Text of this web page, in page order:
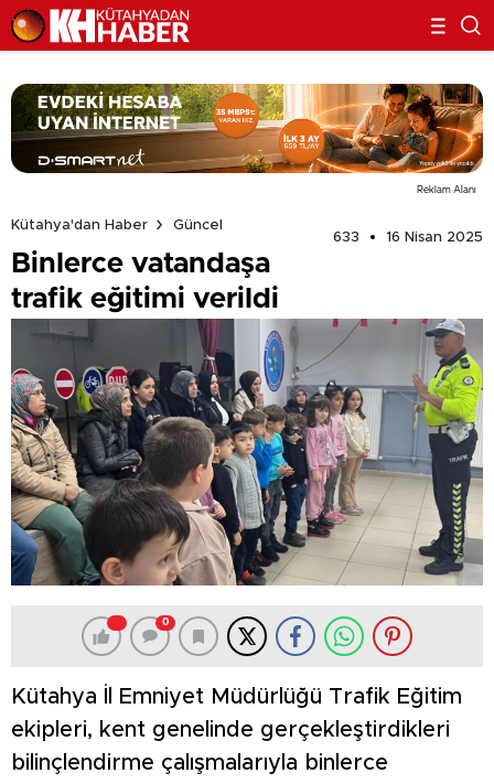
Reklam Alanı
Kütahya'dan Haber
Güncel
633
16 Nisan 2025
Binlerce vatandaşa
trafik eğitimi verildi
0
Kütahya İl Emniyet Müdürlüğü Trafik Eğitim
ekipleri, kent genelinde gerçekleştirdikleri
bilinçlendirme çalışmalarıyla binlerce